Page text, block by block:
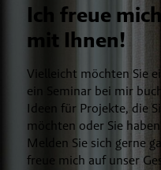
Ich freue
mit Ihnen!
Vielleicht möchten Sie
ein Seminar bei mir
Ideen für Projekte, die
möchten oder Sie
Melden Sie sich gerne
freue mich auf unser